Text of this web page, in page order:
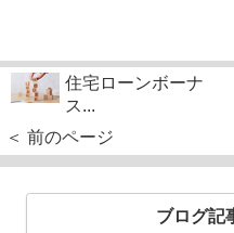
住宅ローンボーナ
ス...
＜ 前のページ
ブログ記